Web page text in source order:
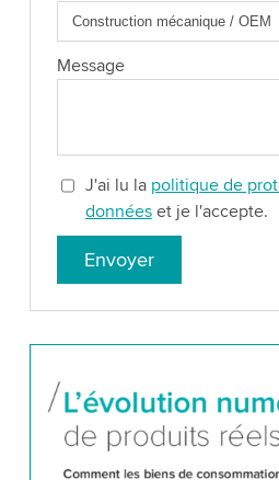
Message
J'ai lu la politique de
donnéeset je l'accepte.
Envoyer